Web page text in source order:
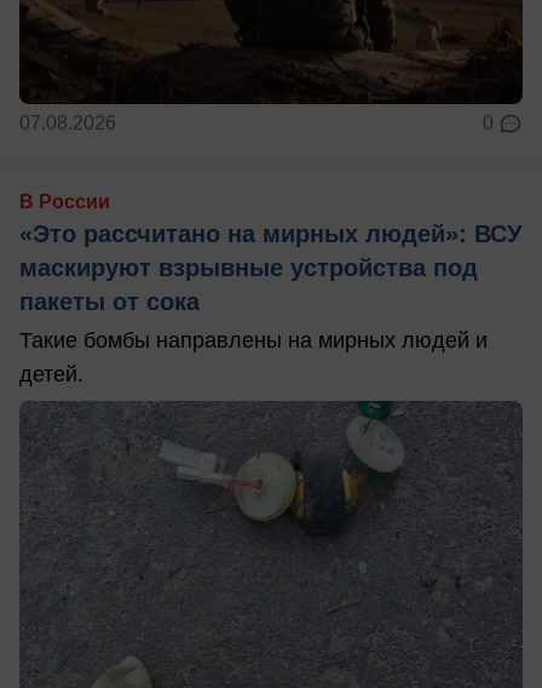
07.08.2026 0
В России
«Это рассчитано на мирных людей»: ВСУ
маскируют взрывные устройства под
пакеты от сока
Такие бомбы направлены на мирных людей и
детей.